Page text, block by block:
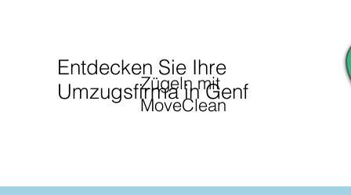
Entdecken Sie Ihre
Umzugsfirma in Genf
Zügeln mit
MoveClean